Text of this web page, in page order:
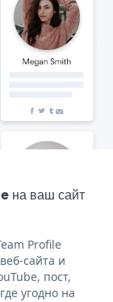
на ваш сайт
Profile
сайта и
пост,
угодно на